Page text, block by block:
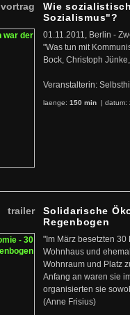
vortrag
Wie
Sozialismus"?
01.11.2011, Berlin -
"Was tun mit
Bock, Christoph
Veranstalterin:
laenge: 150 min | datum:
trailer
Solidarische
Regenbogen
"Im März besetzten
Wohnhaus und
Wohnraum und Platz
Anfang an waren sie
organisierten sie
(Anne Frisius)